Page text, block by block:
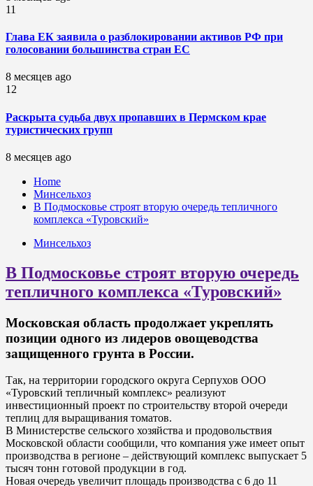
11
Глава ЕК заявила о разблокировании активов РФ при
голосовании большинства стран ЕС
8 месяцев ago
12
Раскрыта судьба двух пропавших в Пермском крае
туристических групп
8 месяцев ago
Home
Минсельхоз
В Подмосковье строят вторую очередь тепличного
комплекса «Туровский»
Минсельхоз
В Подмосковье строят вторую очередь
тепличного комплекса «Туровский»
Московская область продолжает укреплять
позиции одного из лидеров овощеводства
защищенного грунта в России.
Так, на территории городского округа Серпухов ООО
«Туровский тепличный комплекс» реализуют
инвестиционный проект по строительству второй очереди
теплиц для выращивания томатов.
В Министерстве сельского хозяйства и продовольствия
Московской области сообщили, что компания уже имеет опыт
производства в регионе – действующий комплекс выпускает 5
тысяч тонн готовой продукции в год.
Новая очередь увеличит площадь производства с 6 до 11